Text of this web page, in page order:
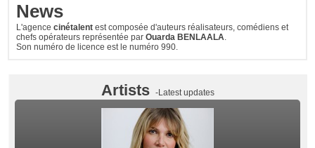
News
L'agencecinétalent est composée d'auteurs réalisateurs, comédiens et
chefs opérateurs représentée parOuarda BENLAALA.
Son numéro de licence est le numéro 990.
Artists -Latest updates